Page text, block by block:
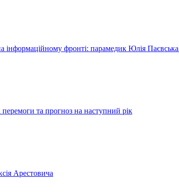
інформаційному фронті: парамедик Юлія Паєвська
перемоги та прогноз на наступний рік
Арестовича